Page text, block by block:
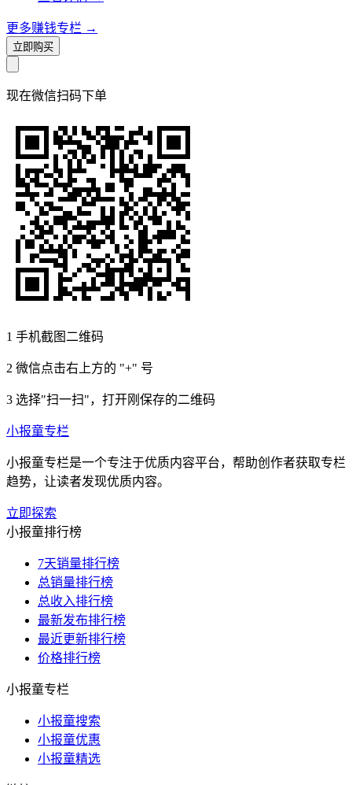
更多赚钱专栏 →
立即购买
现在微信扫码下单
1 手机截图二维码
2 微信点击右上方的 "+" 号
3 选择"扫一扫"，打开刚保存的二维码
小报童专栏
小报童专栏是一个专注于优质内容平台，帮助创作者获取专栏
趋势，让读者发现优质内容。
立即探索
小报童排行榜
7天销量排行榜
总销量排行榜
总收入排行榜
最新发布排行榜
最近更新排行榜
价格排行榜
小报童专栏
小报童搜索
小报童优惠
小报童精选